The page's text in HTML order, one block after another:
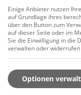
6800 Feldkirch
Einige Anbieter nutzen
auf Grundlage ihres
über den Button zum
auf dieser Seite oder im
Sie die Einwilligung in die
verwalten oder widerrufen
Optionen